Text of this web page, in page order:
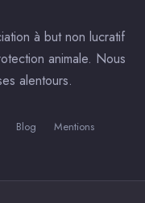
à but non lucratif
animale. Nous
alentours.
Blog
Mentions